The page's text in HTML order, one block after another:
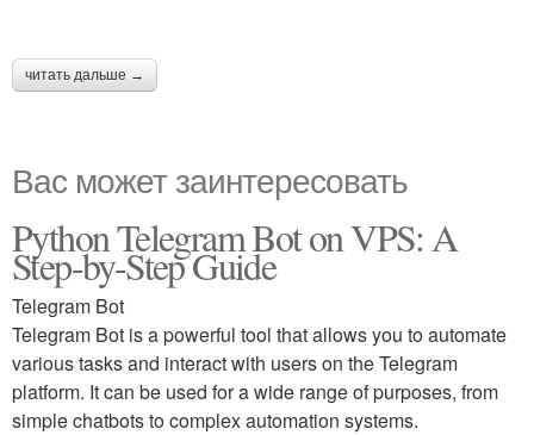
читать дальше →
Вас может заинтересовать
Python Telegram Bot on VPS: A
Step-by-Step Guide
Telegram Bot
Telegram Bot is a powerful tool that allows you to automate
various tasks and interact with users on the Telegram
platform. It can be used for a wide range of purposes, from
simple chatbots to complex automation systems.